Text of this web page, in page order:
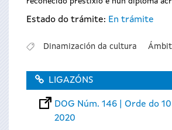
Estado do trámite: En trámite
Dinamización da cultura
LIGAZÓNS
DOG Núm. 146 | Orde do
2020